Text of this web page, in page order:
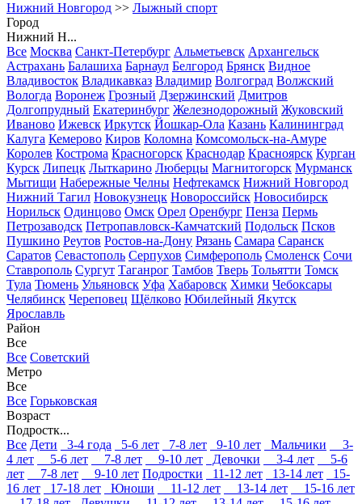
Нижний Новгород >> Лыжный спорт
Город
Нижний Н...
Все Москва Санкт-Петербург Альметьевск Архангельск
Астрахань Балашиха Барнаул Белгород Брянск Видное
Владивосток Владикавказ Владимир Волгоград Волжский
Вологда Воронеж Грозный Дзержинский Дмитров
Долгопрудный Екатеринбург Железнодорожный Жуковский
Иваново Ижевск Иркутск Йошкар-Ола Казань Калининград
Калуга Кемерово Киров Коломна Комсомольск-на-Амуре
Королев Кострома Красногорск Краснодар Красноярск Курган
Курск Липецк Лыткарино Люберцы Магнитогорск Мурманск
Мытищи Набережные Челны Нефтекамск Нижний Новгород
Нижний Тагил Новокузнецк Новороссийск Новосибирск
Норильск Одинцово Омск Орел Оренбург Пенза Пермь
Петрозаводск Петропавловск-Камчатский Подольск Псков
Пушкино Реутов Ростов-на-Дону Рязань Самара Саранск
Саратов Севастополь Серпухов Симферополь Смоленск Сочи
Ставрополь Сургут Таганрог Тамбов Тверь Тольятти Томск
Тула Тюмень Ульяновск Уфа Хабаровск Химки Чебоксары
Челябинск Череповец Щёлково Юбилейный Якутск
Ярославль
Район
Все
Все Советский
Метро
Все
Все Горьковская
Возраст
Подростк...
Все Дети 3-4 года 5-6 лет 7-8 лет 9-10 лет Мальчики
3-
4 лет
5-6 лет 7-8 лет 9-10 лет Девочки 3-4 лет
5-6
лет
7-8 лет 9-10 лет Подростки 11-12 лет 13-14 лет
15-
16 лет
17-18 лет Юноши 11-12 лет 13-14 лет
15-16 лет